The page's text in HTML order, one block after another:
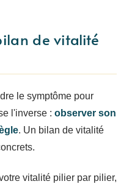
de vitalité
le symptôme pour
l'inverse : observer son
. Un bilan de vitalité
vitalité pilier par pilier,